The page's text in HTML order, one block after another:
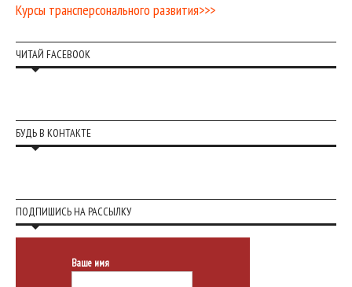
Курсы трансперсонального развития>>>
ЧИТАЙ FACEBOOK
БУДЬ В КОНТАКТЕ
ПОДПИШИСЬ НА РАССЫЛКУ
Ваше имя